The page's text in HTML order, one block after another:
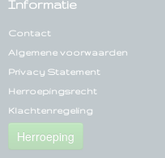
Informatie
Contact
Algemene voorwaarden
Privacy Statement
Herroepingsrecht
Klachtenregeling
Herroeping